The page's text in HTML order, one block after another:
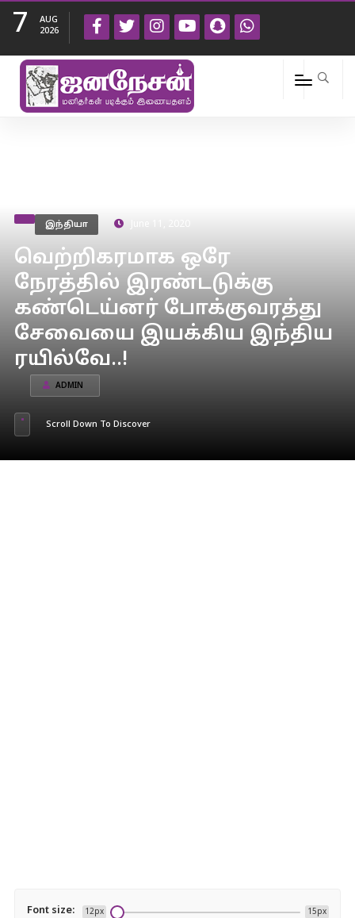
7
AUG
2026
இந்தியா
வெற்றிகரமாக ஒரே
நேரத்தில் இரண்டடுக்கு
கண்டெய்னர் போக்குவரத்து
சேவையை இயக்கிய இந்திய
ரயில்வே..!
ADMIN
Scroll Down To Discover
Font size: 12px 15px